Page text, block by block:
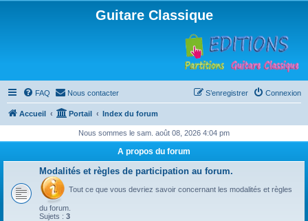
Guitare Classique
FAQ Nous contacter Connexion
S’enregistrer
Accueil Portail Index du forum
Nous sommes le sam. août 08, 2026 4:04 pm
A propos du forum
Modalités et règles de participation au forum.
Tout ce que vous devriez savoir concernant les modalités et règles
du forum.
Sujets : 3